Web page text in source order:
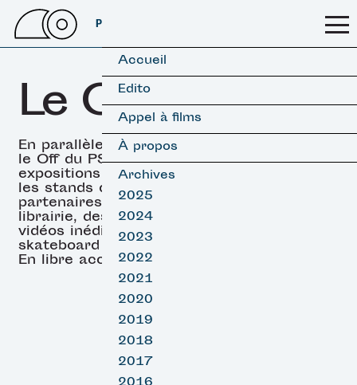
PSSFF 2026
Accueil
Edito
Appel à films
À propos
Archives
2025
2024
2023
2022
2021
2020
2019
2018
2017
Le OFF
En parallèle des projections,
le Off du PSSFF propose des
expositions (surf & skate),
les stands de nos
partenaires, un espace
librairie, des projections de
vidéos inédites de surf et
skateboard et des DJ sets.
En libre accès.